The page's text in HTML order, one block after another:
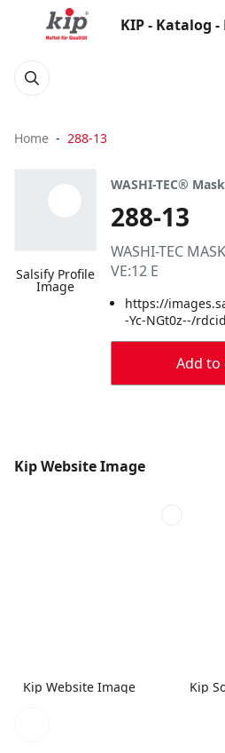
KIP - Katalog -
Home 288-13
Salsify Profile
Image
WASHI-TEC®
288-13
WASHI-TEC
VE:12 E
https://
-Yc-NGt0z--/
Add to
Kip Website Image
Kip Website Image Kip